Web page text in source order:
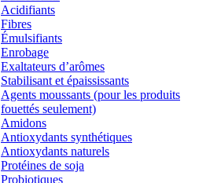
Acidifiants
Fibres
Émulsifiants
Enrobage
Exaltateurs d’arômes
Stabilisant et épaississants
Agents moussants (pour les produits
fouettés seulement)
Amidons
Antioxydants synthétiques
Antioxydants naturels
Protéines de soja
Probiotiques